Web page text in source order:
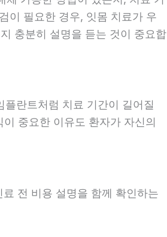
이 필요한 경우, 잇몸 치료가 우
충분히 설명을 듣는 것이 중요합
란트처럼 치료 기간이 길어질
중요한 이유도 환자가 자신의
전 비용 설명을 함께 확인하는